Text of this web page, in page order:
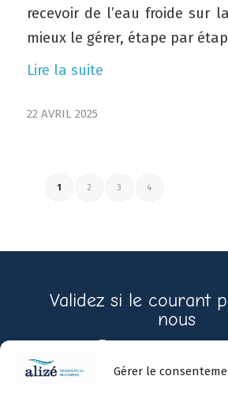
Gérer le
recevoir de l’eau froide sur
mieux le gérer, étape par
Lire la suite
22 AVRIL 2025
1 2 3 4
Validez si le courant
nous
Contactez-